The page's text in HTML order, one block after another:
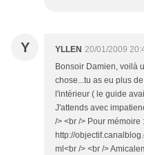
Y YLLEN 20/01/2009
Bonsoir Damien, voilà
chose...tu as eu plus
l'intérieur ( le guide
J'attends avec
/> <br /> Pour mémoire
http://
ml<br /> <br />